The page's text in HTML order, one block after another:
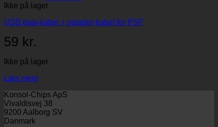
Ikke på lager
USB data-kabel + oplader-kabel for PSP
59 kr.
Ikke på lager
Læs mere
Konsol-Chips ApS
Vivaldisvej 38
9200 Aalborg SV
Danmark